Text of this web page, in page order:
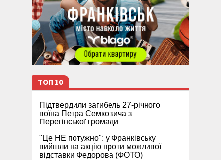
ТОП 10
Підтвердили загибель 27-річного
воїна Петра Семковича з
Перегінської громади
"Це НЕ потужно": у Франківську
вийшли на акцію проти можливої
відставки Федорова (ФОТО)